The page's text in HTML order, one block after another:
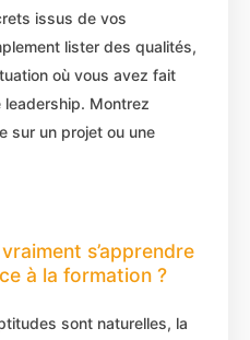
issus de vos
lister des qualités,
où vous avez fait
leadership. Montrez
sur un projet ou une
s’apprendre
à la formation ?
sont naturelles, la